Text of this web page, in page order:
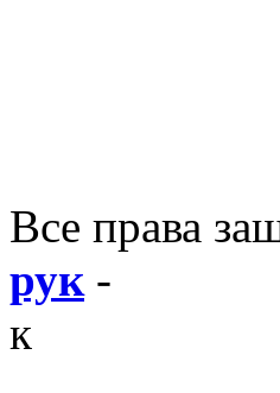
Все права
рук -
к